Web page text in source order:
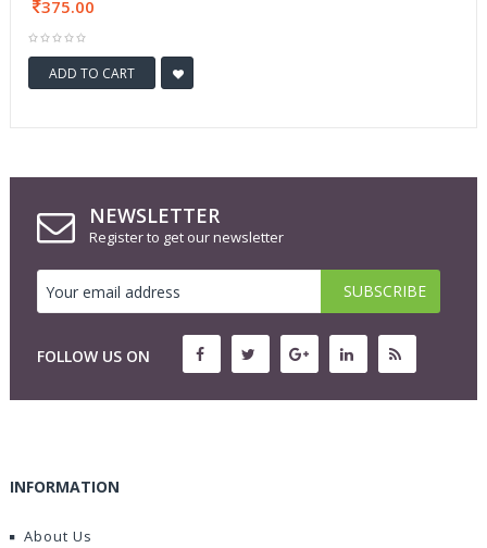
375.00
ADD TO CART
NEWSLETTER
Register to get our newsletter
FOLLOW US ON
INFORMATION
About Us